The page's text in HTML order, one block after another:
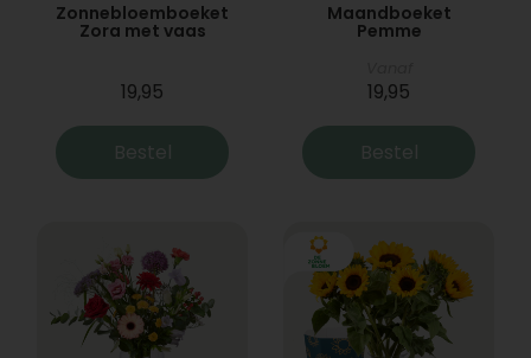
Zonnebloemboeket
Zora met vaas
19,95
Bestel
Maandboeket
Pemme
19,95
Bestel